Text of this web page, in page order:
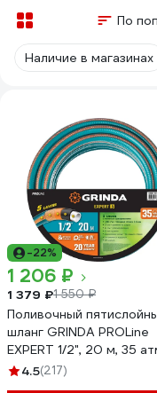
По
Наличие в магазинах
-22%
1 206 ₽
1 379 ₽1 550 ₽
Поливочный
шланг GRINDA PROLine
EXPERT 1/2", 20 м, 35
429007-1/2-20
4.5(217)